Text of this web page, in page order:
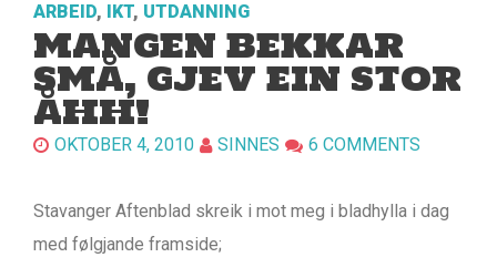
ARBEID, IKT, UTDANNING
MANGEN BEKKAR
SMÅ, GJEV EIN STOR
ÅHH!
OKTOBER 4, 2010 SINNES 6 COMMENTS
Stavanger Aftenblad skreik i mot meg i bladhylla i dag
med følgjande framside;